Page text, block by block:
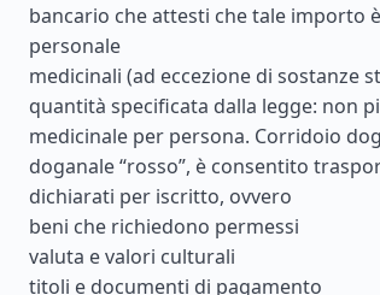
bancario che attesti che tale importo
personale
medicinali (ad eccezione di sostanze
quantità specificata dalla legge: non
medicinale per persona. Corridoio
doganale “rosso”, è consentito
dichiarati per iscritto, ovvero
beni che richiedono permessi
valuta e valori culturali
titoli e documenti di pagamento